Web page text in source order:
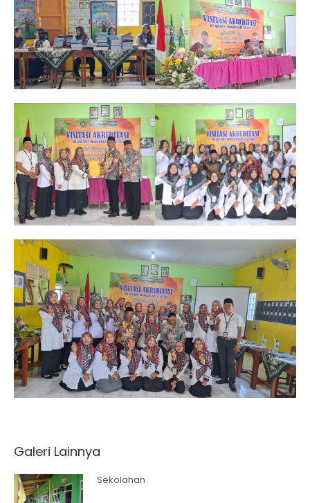
Galeri Lainnya
Sekolahan